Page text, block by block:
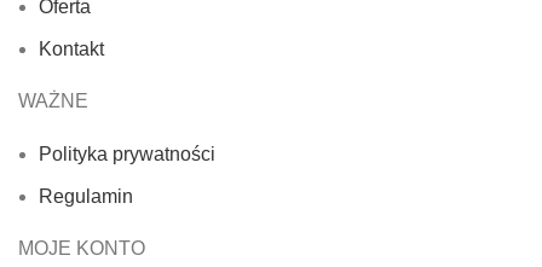
Oferta
Kontakt
WAŻNE
Polityka prywatności
Regulamin
MOJE KONTO